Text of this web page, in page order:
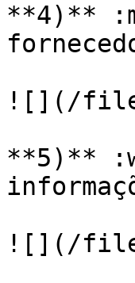
**4)**
![](/
**5)**
![](/files/-